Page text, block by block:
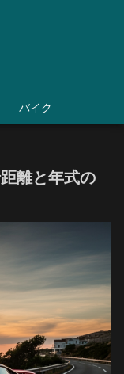
バイク
離と年式の